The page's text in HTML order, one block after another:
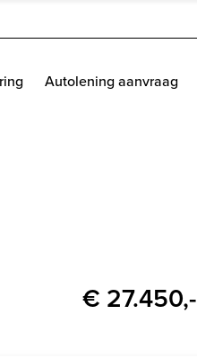
Autolening aanvraag
€ 27.450,-